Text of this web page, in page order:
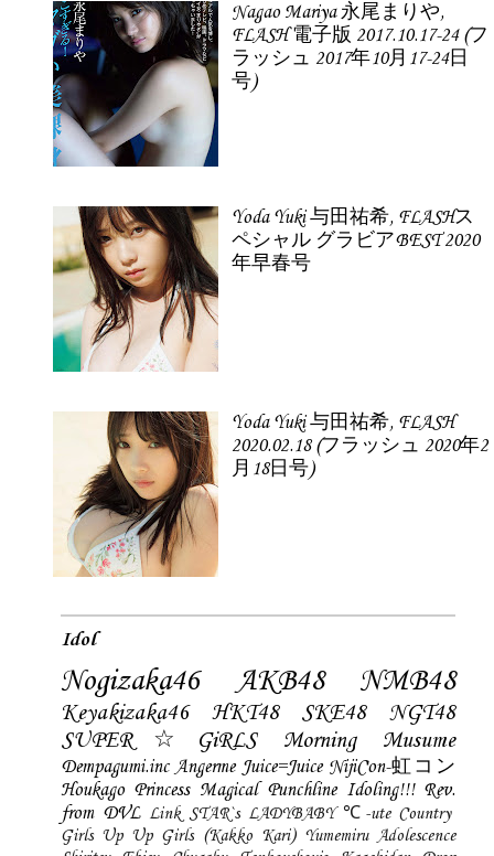
Nagao Mariya 永尾まりや,
FLASH 電子版 2017.10.17-24 (フ
ラッシュ 2017年10月17-24日
号)
Yoda Yuki 与田祐希, FLASHス
ペシャル グラビアBEST 2020
年早春号
Yoda Yuki 与田祐希, FLASH
2020.02.18 (フラッシュ 2020年2
月18日号)
Idol
Nogizaka46 AKB48 NMB48
Keyakizaka46 HKT48 SKE48
NGT48
SUPER☆GiRLS
Morning Musume
Dempagumi.inc Angerme Juice=Juice NijiCon-虹コン
Houkago Princess Magical Punchline Idoling!!! Rev.
from DVL Link STAR`s LADYBABY ℃-ute Country
Girls Up Up Girls (Kakko Kari) Yumemiru Adolescence